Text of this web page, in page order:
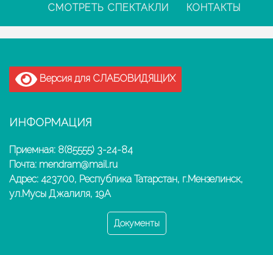
СМОТРЕТЬ СПЕКТАКЛИ
КОНТАКТЫ
Версия для СЛАБОВИДЯЩИХ
ИНФОРМАЦИЯ
Приемная: 8(85555) 3-24-84
Почта: mendram@mail.ru
Адрес: 423700, Республика Татарстан, г.Мензелинск,
ул.Мусы Джалиля, 19А
Документы